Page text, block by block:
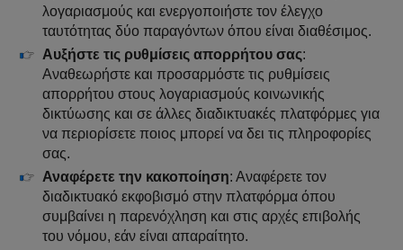
λογαριασμούς και ενεργοποιήστε τον έλεγχο
ταυτότητας δύο παραγόντων όπου είναι διαθέσιμος.
Αυξήστε τις ρυθμίσεις απορρήτου σας:
Αναθεωρήστε και προσαρμόστε τις ρυθμίσεις
απορρήτου στους λογαριασμούς κοινωνικής
δικτύωσης και σε άλλες διαδικτυακές πλατφόρμες για
να περιορίσετε ποιος μπορεί να δει τις πληροφορίες
σας.
Αναφέρετε την κακοποίηση: Αναφέρετε τον
διαδικτυακό εκφοβισμό στην πλατφόρμα όπου
συμβαίνει η παρενόχληση και στις αρχές επιβολής
του νόμου, εάν είναι απαραίτητο.